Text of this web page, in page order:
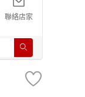
聯絡店家